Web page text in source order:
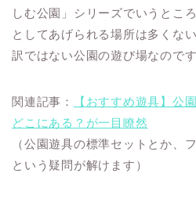
しむ公園」シリーズでいうとこ
としてあげられる場所は多くな
訳ではない公園の遊び場なのです
関連記事：
【おすすめ遊具】公
どこにある？が一目瞭然
（公園遊具の標準セットとか
という疑問が解けます）